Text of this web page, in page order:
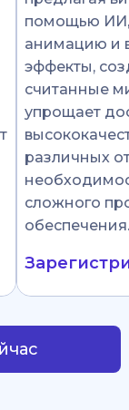
помощью
анимацию и
эффекты,
считанные
упрощает
различных
сложного
обеспечения.